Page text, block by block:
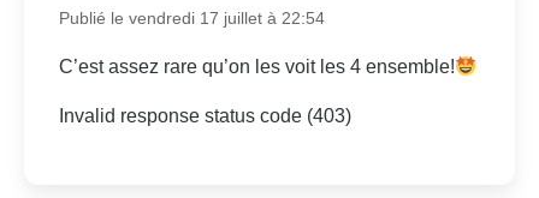
Publié le vendredi 17 juillet à 22:54
C’est assez rare qu’on les voit les 4 ensemble!
Invalid response status code (403)